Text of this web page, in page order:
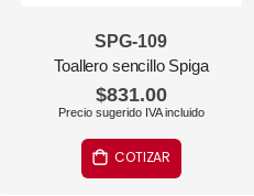
SPG-109
Toallero sencillo Spiga
$831.00
COTIZAR